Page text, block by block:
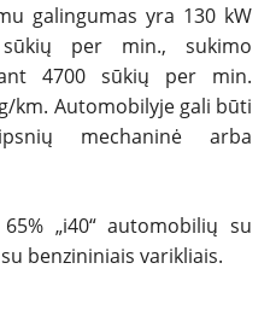
galingumas yra 130 kW
per min., sukimo
4700 sūkių per min.
km. Automobilyje gali būti
mechaninė arba
„i40“ automobilių su
benzininiais varikliais.